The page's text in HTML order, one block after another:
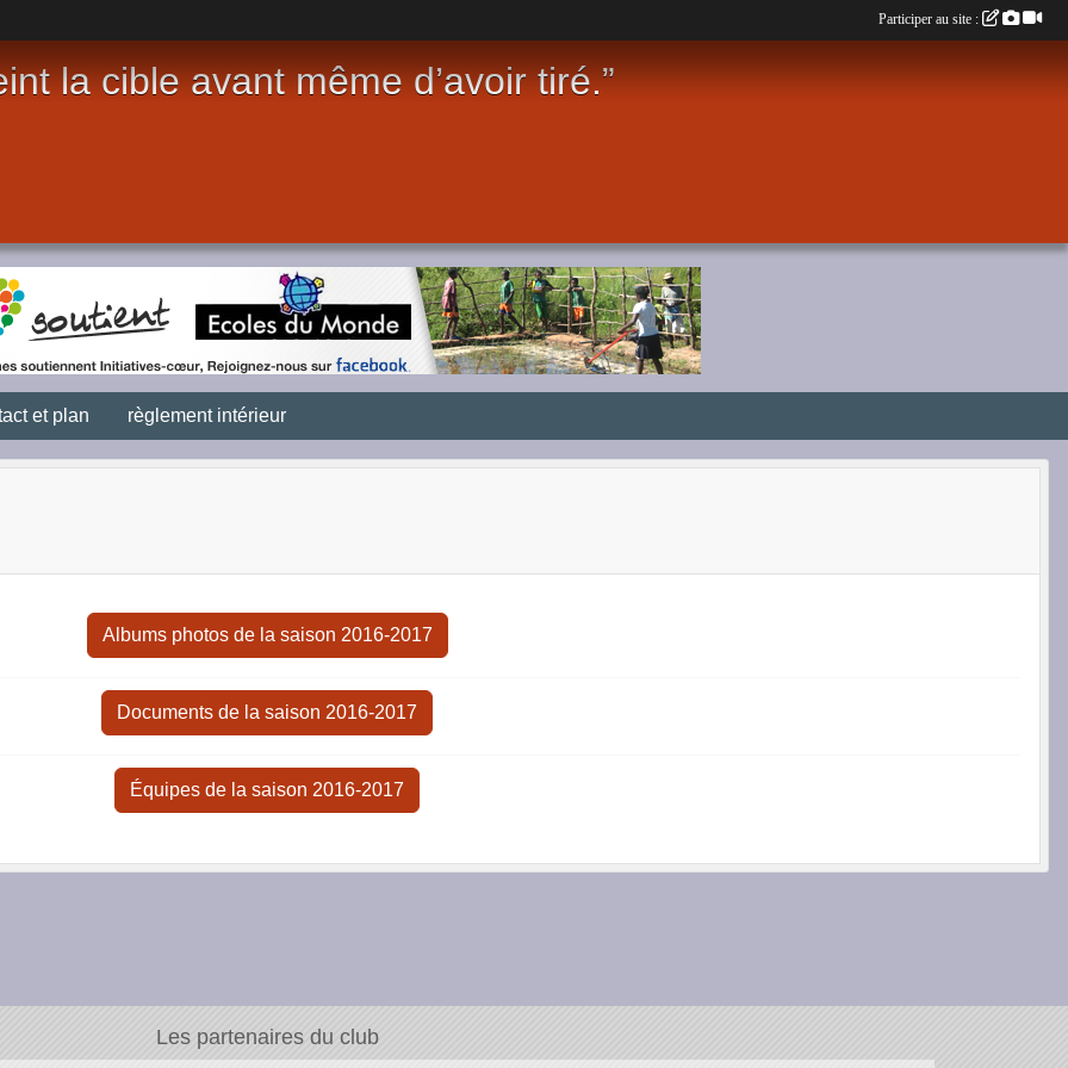
la cible avant même d’avoir tiré.”
et plan règlement intérieur
Albums photos de la saison 2016-2017
Documents de la saison 2016-2017
Équipes de la saison 2016-2017
Les partenaires du club
Participer au site :